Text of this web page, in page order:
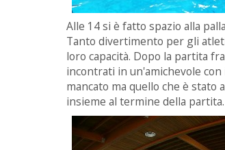
Alle 14 si è fatto spazio alla
Tanto divertimento per gli
loro capacità. Dopo la partita
incontrati in un'amichevole con
mancato ma quello che è
insieme al termine della partita.